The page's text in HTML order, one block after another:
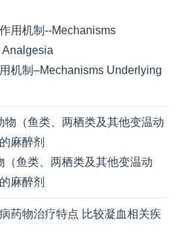
机制–Mechanisms Underlying
（鱼类、两栖类及其他变温动
麻醉剂
比较凝血相关疾